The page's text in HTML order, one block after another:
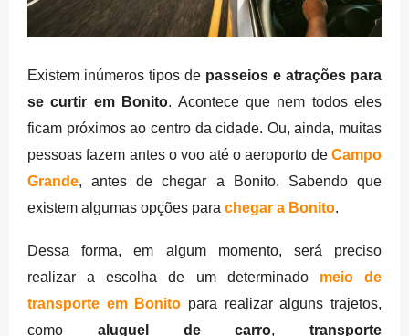
Existem inúmeros tipos de passeios e atrações para
se curtir em Bonito. Acontece que nem todos eles
ficam próximos ao centro da cidade. Ou, ainda, muitas
pessoas fazem antes o voo até o aeroporto de Campo
Grande, antes de chegar a Bonito. Sabendo que
existem algumas opções para chegar a Bonito.
Dessa forma, em algum momento, será preciso
realizar a escolha de um determinado meio de
transporte em Bonito para realizar alguns trajetos,
como aluguel de carro, transporte